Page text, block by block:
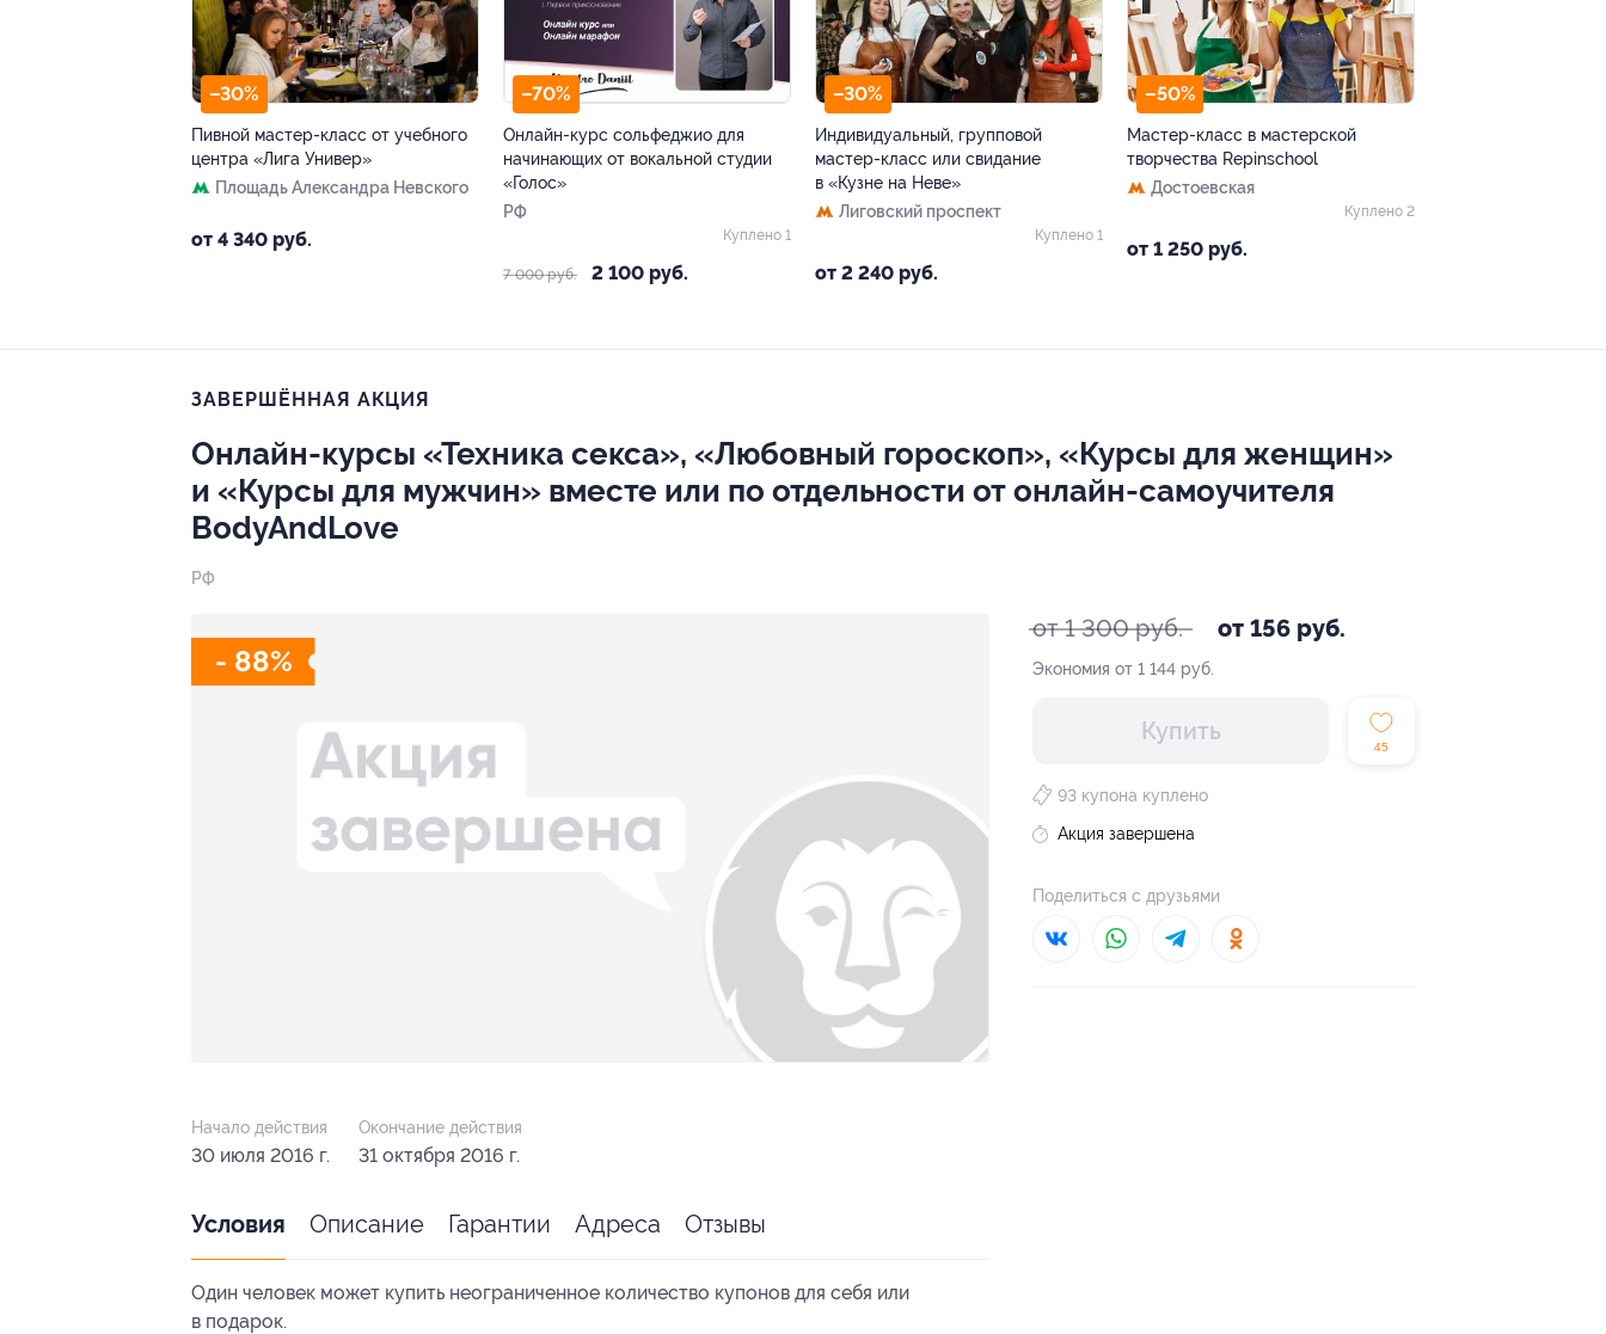
–30%
Пивной мастер-класс от учебного
центра «Лига Универ»
Площадь Александра Невского
от 4 340 руб.
–70%
Онлайн-курс сольфеджио для
начинающих от вокальной студии
«Голос»
РФ
7 000 руб. 2 100 руб.
Куплено 1
–30%
Индивидуальный, групповой
мастер-класс или свидание
в «Кузне на Неве»
Лиговский проспект
от 2 240 руб.
Куплено 1
–50%
Мастер-класс в мастерской
творчества Repinschool
Достоевская
от 1 250 руб.
Куплено 2
ЗАВЕРШЁННАЯ АКЦИЯ
Онлайн-курсы «Техника секса», «Любовный гороскоп», «Курсы для женщин»
и «Курсы для мужчин» вместе или по отдельности от онлайн-самоучителя
BodyAndLove
РФ
- 88%
от 1 300 руб. от 156 руб.
Экономия от 1 144 руб.
Купить
45
93 купона куплено
Акция завершена
Поделиться с друзьями
Начало действия
30 июля 2016 г.
Окончание действия
31 октября 2016 г.
Условия Описание Гарантии Адреса Отзывы
Один человек может купить неограниченное количество купонов для себя или
в подарок.